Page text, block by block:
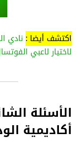
اكتشف أيضا : نادي
لاختيار لاعبي
الأسئلة
أكاديمية